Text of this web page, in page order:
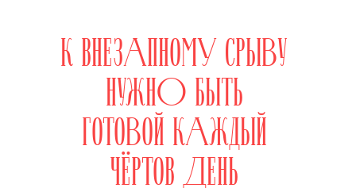
К ВНЕЗАПНОМУ СРЫВУ
НУЖНО БЫТЬ
ГОТОВОЙ КАЖДЫЙ
ЧЁРТОВ ДЕНЬ